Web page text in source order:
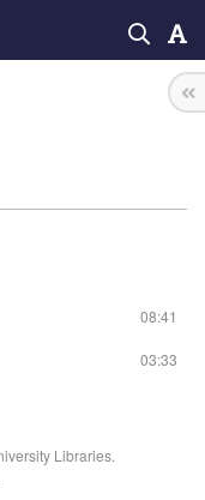
08:41
03:33
Libraries.